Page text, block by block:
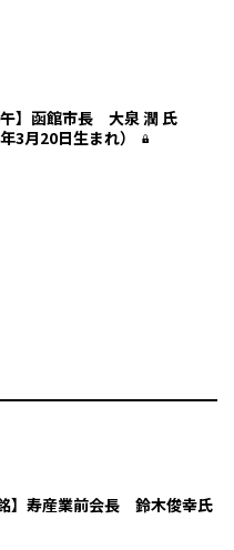
午】函館市長 大泉 潤 氏
3月20日生まれ）
銘】寿産業前会長 鈴木俊幸氏